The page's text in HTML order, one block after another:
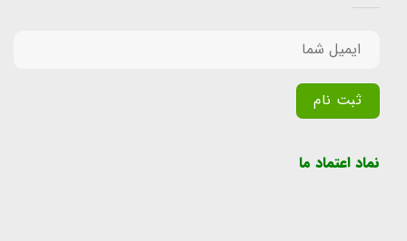
نماد اعتماد ما